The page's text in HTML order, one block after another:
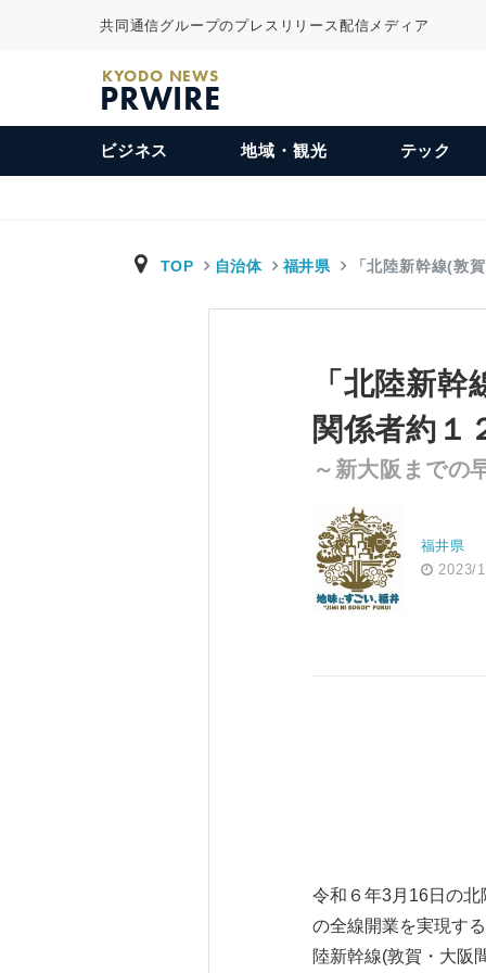
共同通信グループのプレスリリース配信メディア
KYODO NEWS
PRWIRE
ビジネス 地域・観光 テック
TOP 自治体 福井県 「北陸新幹線(敦
「北陸新
関係者約１
～新大阪までの
福井県
2023/
令和６年3月16日の
の全線開業を実現す
陸新幹線(敦賀・大阪